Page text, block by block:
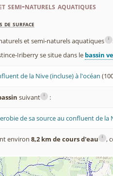
semi-naturels aquatiques
de surface
et semi-naturels aquatiques i
Iriberry se situe dans le bassin
de la Nive (incluse) à l'océan
suivant i :
de sa source au confluent de la
environ 8,2 km de cours d'eau i ,